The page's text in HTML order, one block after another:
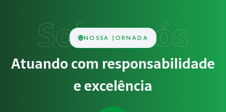
Obrigatoriedade legal
Empresas que exercem atividades com exposição a riscos
Atendimento especializado
A Megatrab - Engenharia de Segurança do Trabalho
NOSSA JORNADA
Atuando com responsabilidade
e excelência